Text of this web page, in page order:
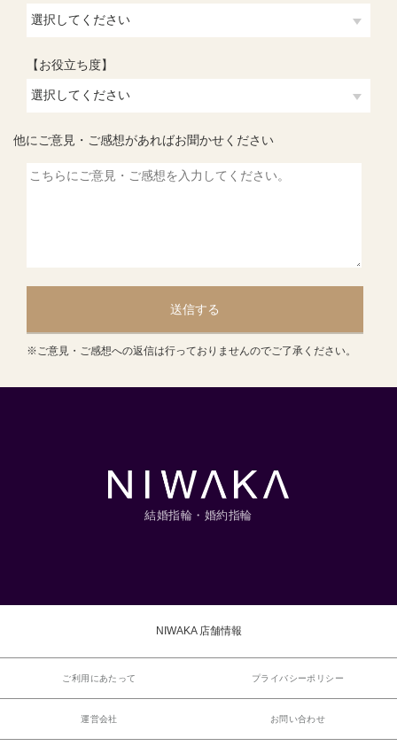
【お役立ち度】
他にご意見・ご感想があればお聞かせください
送信する
※ご意見・ご感想への返信は行っておりませんのでご了承ください。
結婚指輪・婚約指輪
NIWAKA 店舗情報
ご利用にあたって プライバシーポリシー
運営会社 お問い合わせ